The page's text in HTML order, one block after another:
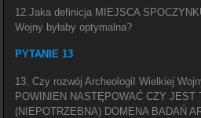
12.Jaka definicja MIEJSCA
Wojny byłaby optymalna?
PYTANIE 13
13. Czy rozwój ArcheologiI Wielkiej
POWINIEN NASTĘPOWAĆ CZY JEST
(NIEPOTRZEBNA) DOMENA BADAŃ